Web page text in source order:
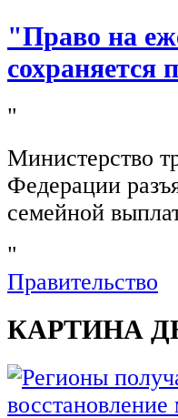
"Право на
сохраняется
"
Министерство
Федерации
семейной
"
Правительство
КАРТИНА